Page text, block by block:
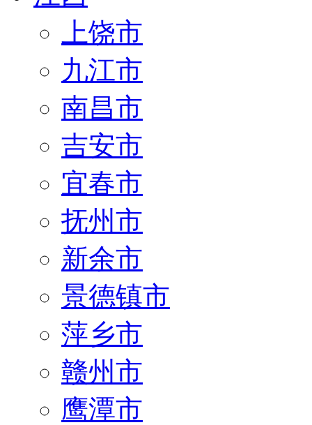
上饶市
九江市
南昌市
吉安市
宜春市
抚州市
新余市
景德镇市
萍乡市
赣州市
鹰潭市